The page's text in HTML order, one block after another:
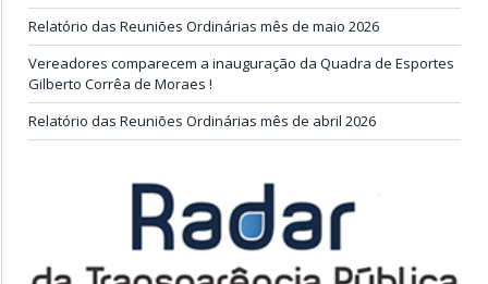
Relatório das Reuniões Ordinárias mês de maio 2026
Vereadores comparecem a inauguração da Quadra de Esportes
Gilberto Corrêa de Moraes !
Relatório das Reuniões Ordinárias mês de abril 2026